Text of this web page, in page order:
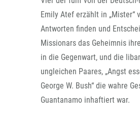
Emily Atef erzählt in „Mister“
Antworten finden und
Missionars das Geheimnis
in die Gegenwart, und die
ungleichen Paares, „Angst
George W. Bush“ die wahre
Guantanamo inhaftiert war.